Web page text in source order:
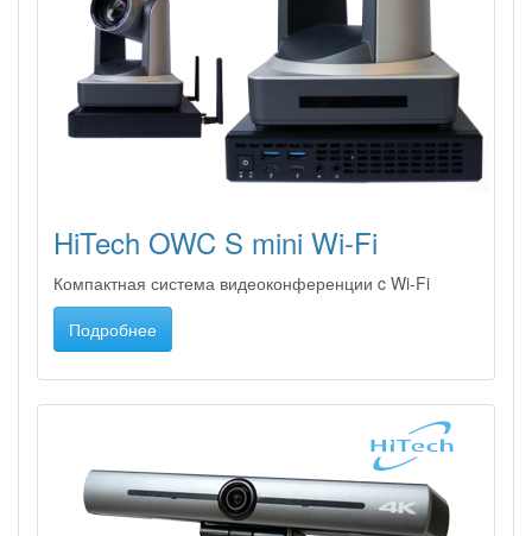
HiTech OWC S mini Wi-Fi
Компактная система видеоконференции c Wi-Fi
Подробнее